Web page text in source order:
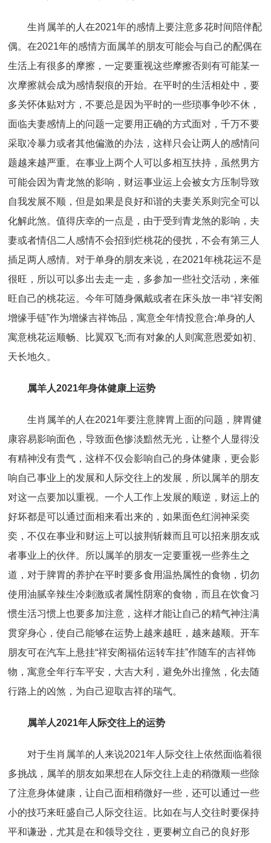
生肖属羊的人在2021年的感情上要注意多花时间陪伴配
偶。在2021年的感情方面属羊的朋友可能会与自己的配偶在
生活上有很多的摩擦，一定要重视这些摩擦否则有可能某一
次摩擦就会成为感情裂痕的开始。在平时的生活相处中，要
多关怀体贴对方，不要总是因为平时的一些琐事争吵不休，
面临夫妻感情上的问题一定要用正确的方式面对，千万不要
采取冷暴力或者其他偏激的办法，这样只会让两人的感情问
题越来越严重。在事业上两个人可以多相互扶持，虽然男方
可能会因为青龙煞的影响，财运事业运上会被女方压制导致
自我发展不顺，但是如果是良好和谐的夫妻关系则完全可以
化解此煞。值得庆幸的一点是，由于受到青龙煞的影响，夫
妻或者情侣二人感情不会招到烂桃花的侵扰，不会有第三人
插足两人感情。对于单身的朋友来说，在2021年桃花运不是
很旺，所以可以多出去走一走，多参加一些社交活动，来催
旺自己的桃花运。今年可随身佩戴或者在床头放一串“祥安阁
增缘手链”作为增缘吉祥饰品，寓意全年情投意合;单身的人
寓意桃花运顺畅、比翼双飞;而有对象的人则寓意恩爱如初、
天长地久。
属羊人2021年身体健康上运势
生肖属羊的人在2021年要注意脾胃上面的问题，脾胃健
康容易影响面色，导致面色惨淡黯然无光，让整个人显得没
有精神没有贵气，这样不仅会影响自己的身体健康，更会影
响自己事业上的发展和人际交往上的发展，所以属羊的朋友
对这一点要加以重视。一个人工作上发展的顺逆，财运上的
好坏都是可以通过面相来看出来的，如果面色红润神采奕
奕，不仅在事业和财运上可以披荆斩棘而且可以招来朋友或
者事业上的伙伴。所以属羊的朋友一定要重视一些养生之
道，对于脾胃的养护在平时要多食用温热属性的食物，切勿
使用油腻辛辣生冷刺激或者属性阴寒的食物，而且在饮食习
惯生活习惯上也要多加注意，这样才能让自己的精气神注满
贯穿身心，使自己能够在运势上越来越旺，越来越顺。开车
朋友可在汽车上悬挂“祥安阁福佑运转车挂”作随车的吉祥饰
物，寓意全年行车平安，大吉大利，避免外出撞煞，化去随
行路上的凶煞，为自己迎取吉祥的瑞气。
属羊人2021年人际交往上的运势
对于生肖属羊的人来说2021年人际交往上依然面临着很
多挑战，属羊的朋友如果想在人际交往上走的稍微顺一些除
了注意身体健康，让自己面相稍微好一些，还可以通过一些
小的技巧来旺盛自己人际交往运。比如在与人交往时要保持
平和谦逊，尤其是在和领导交往，更要树立自己的良好形